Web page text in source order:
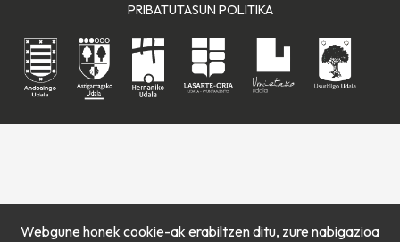
PRIBATUTASUN POLITIKA
Webgune honek cookie-ak erabiltzen ditu, zure nabigazioa